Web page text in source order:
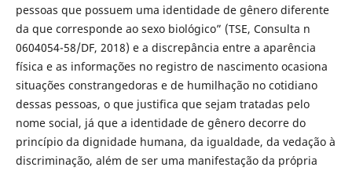
pessoas que possuem uma identidade de gênero diferente
da que corresponde ao sexo biológico” (TSE, Consulta n
0604054-58/DF, 2018) e a discrepância entre a aparência
física e as informações no registro de nascimento ocasiona
situações constrangedoras e de humilhação no cotidiano
dessas pessoas, o que justifica que sejam tratadas pelo
nome social, já que a identidade de gênero decorre do
princípio da dignidade humana, da igualdade, da vedação à
discriminação, além de ser uma manifestação da própria